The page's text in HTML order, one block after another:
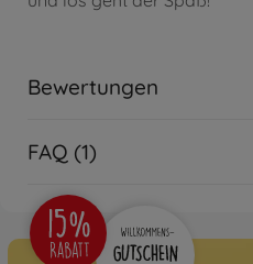
Bewertungen
FAQ (1)